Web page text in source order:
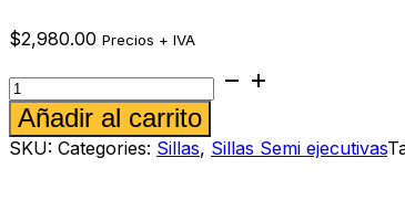
$2,980.00 Precios + IVA
Silla
semi
ejecutiva
Spazio
Acero
Añadir al carrito
SKU: Categories: Sillas, Sillas Semi ejecutivas